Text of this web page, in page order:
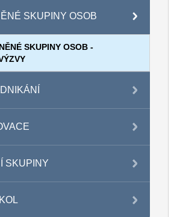
SKUPINY OSOB
SKUPINY OSOB -
SKUPINY